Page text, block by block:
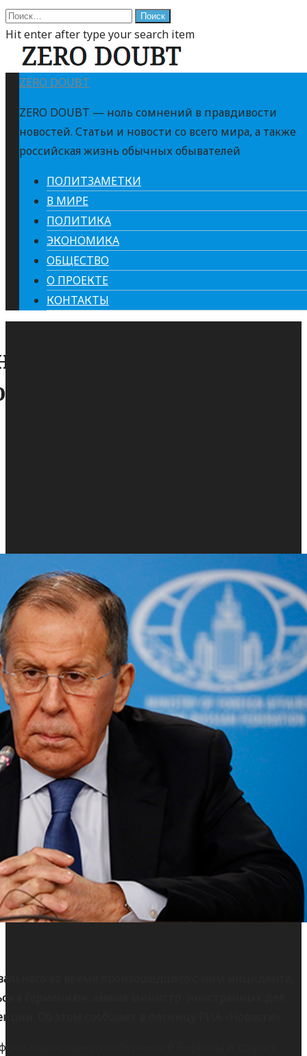
Найти:
Hit enter after type your search item
ZERO DOUBT
ZERO DOUBT — ноль сомнений в правдивости
новостей. Статьи и новости со всего мира, а также
российская жизнь обычных обывателей
ПОЛИТЗАМЕТКИ
В МИРЕ
ПОЛИТИКА
ЭКОНОМИКА
ОБЩЕСТВО
О ПРОЕКТЕ
КОНТАКТЫ
отъезд в
Навального
во время произошедшего с ним инцидента,
в Германию», заявил министр иностранных дел
Об этом сообщает в пятницу РИА «Новости».
«голословных» обвинений Берлина и других